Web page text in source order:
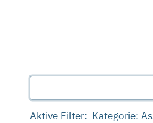
Aktive Filter: Kategorie: